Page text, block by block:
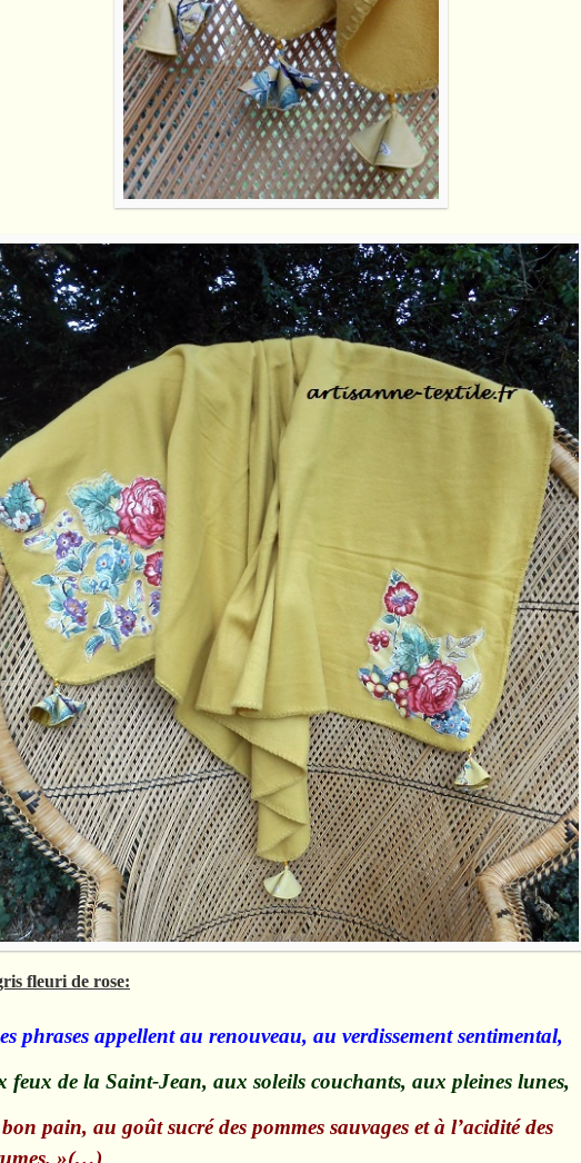
fleuri de rose:
phrases appellent au renouveau, au verdissement sentimental,
feux de la Saint-Jean, aux soleils couchants, aux pleines lunes,
pain, au goût sucré des pommes sauvages et à l’acidité des